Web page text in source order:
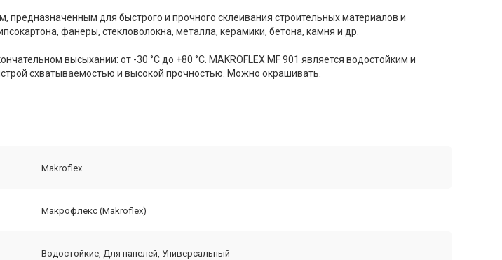
для быстрого и прочного склеивания строительных материалов и
фанеры, стекловолокна, металла, керамики, бетона, камня и др.
высыхании: от -30 °C до +80 °C. MAKROFLEX MF 901 является водостойким и
схватываемостью и высокой прочностью. Можно окрашивать.
Makroflex
Макрофлекс (Makroflex)
Водостойкие, Для панелей, Универсальный